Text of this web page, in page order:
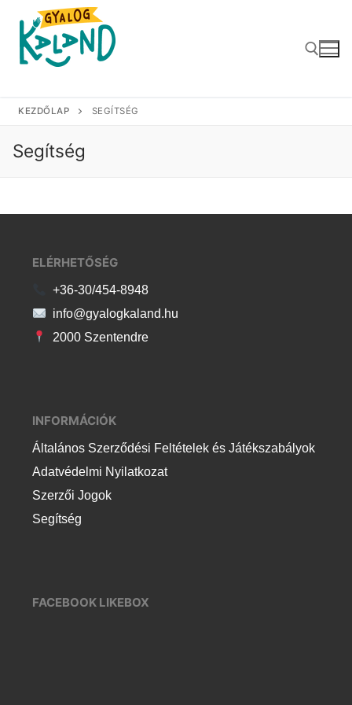
content
KEZDŐLAP SEGÍTSÉG
Segítség
ELÉRHETŐSÉG
+36-30/454-8948
info@gyalogkaland.hu
2000 Szentendre
INFORMÁCIÓK
Általános Szerződési Feltételek és Játékszabályok
Adatvédelmi Nyilatkozat
Szerzői Jogok
Segítség
FACEBOOK LIKEBOX